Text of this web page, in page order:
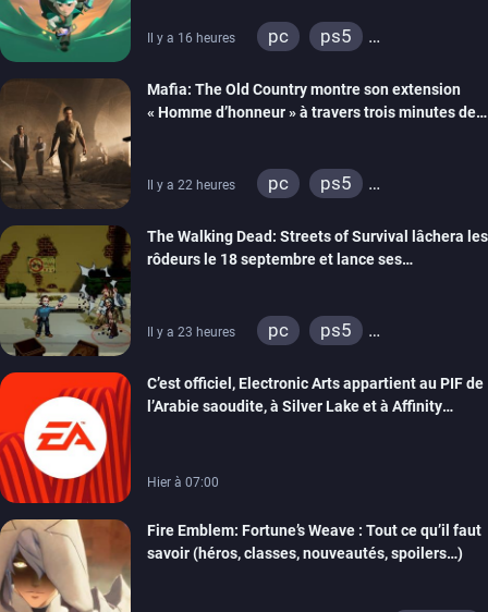
Il y a 16 heures pc
ps5
Mafia: The Old Country montre son extension
« Homme d’honneur » à travers trois minutes de
Il y a 22 heures pc
ps5
The Walking Dead: Streets of Survival lâchera les
rôdeurs le 18 septembre et lance ses
Il y a 23 heures pc
ps5
switch 2
C’est officiel, Electronic Arts appartient au PIF de
l’Arabie saoudite, à Silver Lake et à Affinity
Hier à 07:00
Fire Emblem: Fortune’s Weave : Tout ce qu’il faut
savoir (héros, classes, nouveautés, spoilers…)